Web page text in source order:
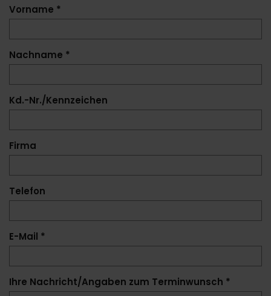
Vorname *
Nachname *
Kd.-Nr./Kennzeichen
Firma
Telefon
E-Mail *
Ihre Nachricht/Angaben zum Terminwunsch *